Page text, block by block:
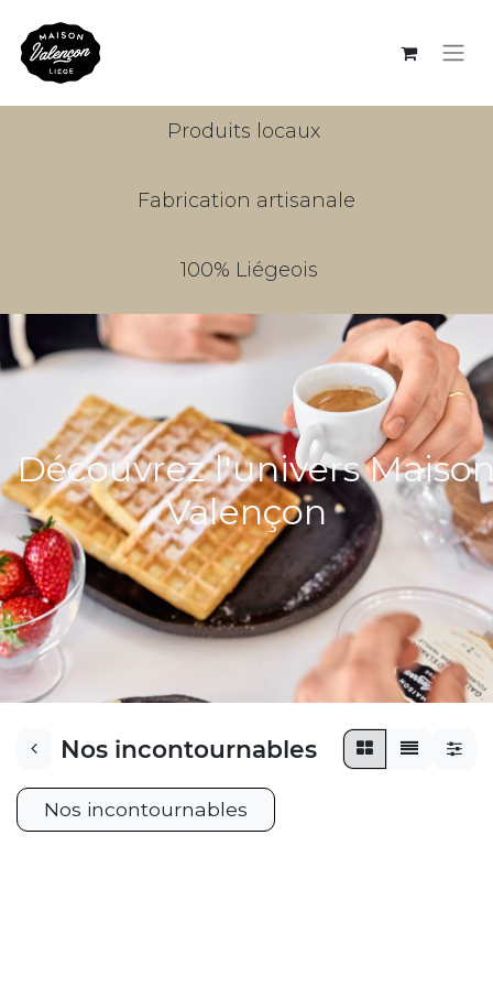
Produits locaux
Fabrication artisanale
100% Liégeois
Découvrez l'univers
​Valençon​​
Nos incontournables
Nos incontournables